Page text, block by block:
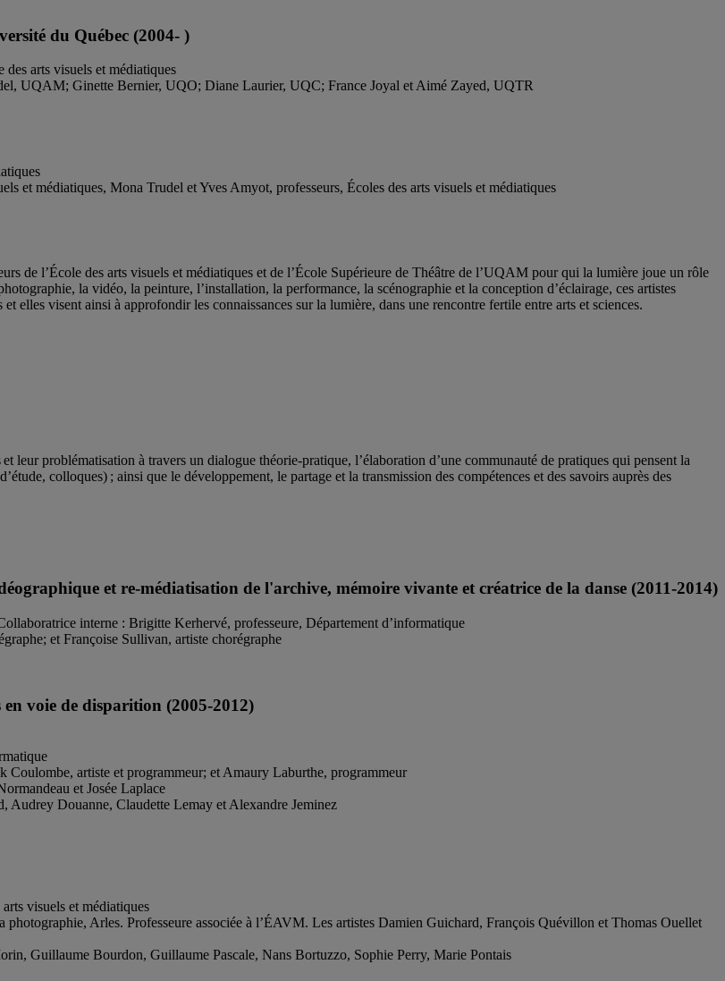
du Québec (2004- )
arts visuels et médiatiques
UQAM; Ginette Bernier, UQO; Diane Laurier, UQC; France Joyal et Aimé Zayed, UQTR
et médiatiques, Mona Trudel et Yves Amyot, professeurs, Écoles des arts visuels et médiatiques
de l’École des arts visuels et médiatiques et de l’École Supérieure de Théâtre de l’UQAM pour qui la lumière joue un rôle
la vidéo, la peinture, l’installation, la performance, la scénographie et la conception d’éclairage, ces artistes
elles visent ainsi à approfondir les connaissances sur la lumière, dans une rencontre fertile entre arts et sciences.
leur problématisation à travers un dialogue théorie-pratique, l’élaboration d’une communauté de pratiques qui pensent la
colloques) ; ainsi que le développement, le partage et la transmission des compétences et des savoirs auprès des
et re-médiatisation de l'archive, mémoire vivante et créatrice de la danse (2011-2014)
interne : Brigitte Kerhervé, professeure, Département d’informatique
et Françoise Sullivan, artiste chorégraphe
voie de disparition (2005-2012)
Coulombe, artiste et programmeur; et Amaury Laburthe, programmeur
et Josée Laplace
Audrey Douanne, Claudette Lemay et Alexandre Jeminez
visuels et médiatiques
photographie, Arles. Professeure associée à l’ÉAVM. Les artistes Damien Guichard, François Quévillon et Thomas Ouellet
Guillaume Bourdon, Guillaume Pascale, Nans Bortuzzo, Sophie Perry, Marie Pontais